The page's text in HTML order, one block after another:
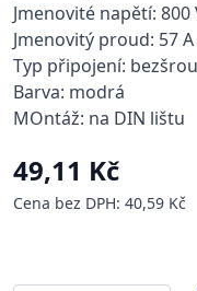
Jmenovité napětí: 800
Jmenovitý proud: 57 A
Typ připojení:
Barva: modrá
MOntáž: na DIN lištu
49,11 Kč
Cena bez DPH: 40,59 Kč